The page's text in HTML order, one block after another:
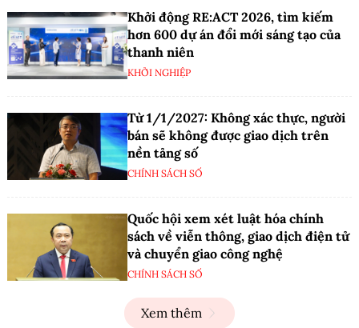
Khởi động RE:ACT 2026, tìm kiếm
hơn 600 dự án đổi mới sáng tạo của
thanh niên
KHỞI NGHIỆP
Từ 1/1/2027: Không xác thực, người
bán sẽ không được giao dịch trên
nền tảng số
CHÍNH SÁCH SỐ
Quốc hội xem xét luật hóa chính
sách về viễn thông, giao dịch điện tử
và chuyển giao công nghệ
CHÍNH SÁCH SỐ
Xem thêm